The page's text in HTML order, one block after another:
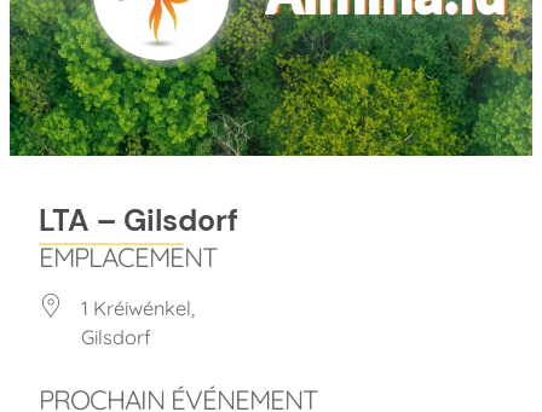
LTA – Gilsdorf
EMPLACEMENT
1 Kréiwénkel,
Gilsdorf
PROCHAIN ÉVÉNEMENT